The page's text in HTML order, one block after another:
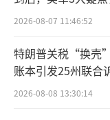
如此
2026-08-07 11:46:52
特朗普关税“换壳
账本引发25州联合
2026-08-08 13:30:14